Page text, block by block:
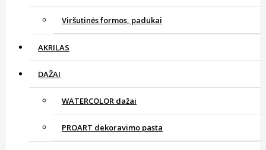
Viršutinės formos, padukai
AKRILAS
DAŽAI
WATERCOLOR dažai
PROART dekoravimo pasta